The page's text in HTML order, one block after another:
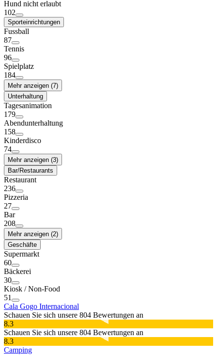
Hund nicht erlaubt
102
Sporteinrichtungen
Fussball
87
Tennis
96
Spielplatz
184
Mehr anzeigen (7)
Unterhaltung
Tagesanimation
179
Abendunterhaltung
158
Kinderdisco
74
Mehr anzeigen (3)
Bar/Restaurants
Restaurant
236
Pizzeria
27
Bar
208
Mehr anzeigen (2)
Geschäfte
Supermarkt
60
Bäckerei
30
Kiosk / Non-Food
51
Cala Gogo Internacional
Schauen Sie sich unsere 804 Bewertungen an
8.3
Schauen Sie sich unsere 804 Bewertungen an
8.3
Camping